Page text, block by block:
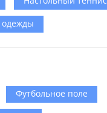
одежды
Футбольное поле